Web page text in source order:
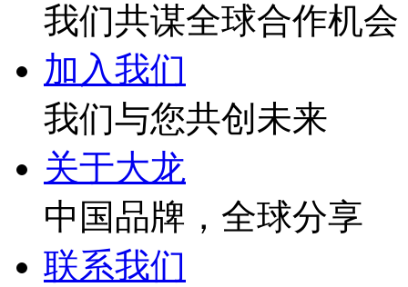
我们共谋全球合作机会
加入我们
我们与您共创未来
关于大龙
中国品牌，全球分享
联系我们